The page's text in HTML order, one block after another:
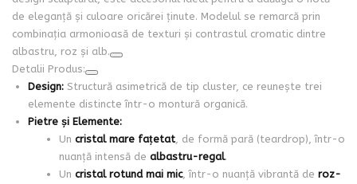
de eleganță și culoare oricărei ținute. Modelul se remarcă prin
combinația armonioasă de texturi și contrastul cromatic dintre
albastru, roz și alb.
Detalii Produs:
Design:Structură asimetrică de tip cluster, ce reunește trei
elemente distincte într-o montură organică.
Pietre și Elemente:
Un cristal mare fațetat, de formă pară (teardrop), într-o
nuanță intensă de albastru-regal.
Un cristal rotund mai mic, într-o nuanță vibrantă de roz-